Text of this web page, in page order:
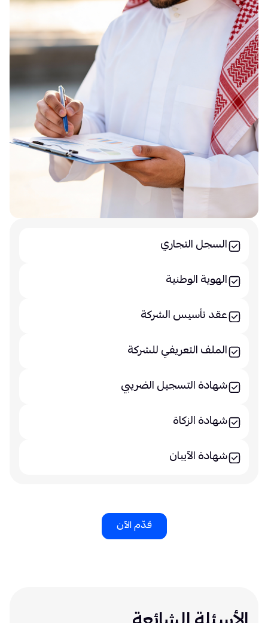
السجل التجاري
الهوية الوطنية
عقد تأسيس الشركة
الملف التعريفي للشركة
شهادة التسجيل الضريبي
شهادة الزكاة
شهادة الآيبان
قدّم الآن